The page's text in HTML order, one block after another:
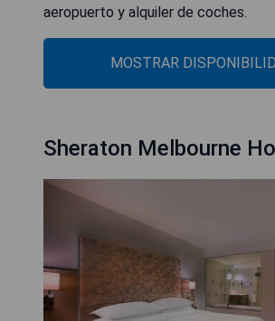
aeropuerto y alquiler de coches.
MOSTRAR
Sheraton Melbourne